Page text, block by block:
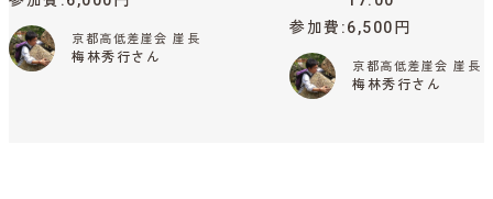
京都高低差崖会 崖長
梅林秀行さん
参加費 6,500円
京都高低差崖会 崖長
梅林秀行さん